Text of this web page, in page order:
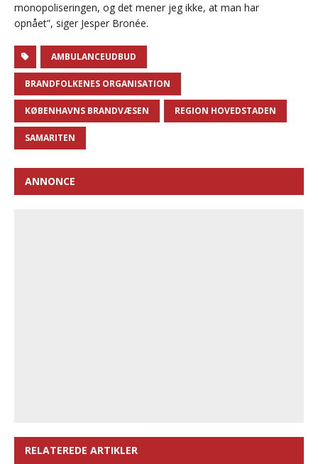
monopoliseringen, og det mener jeg ikke, at man har
opnået”, siger Jesper Bronée.
AMBULANCEUDBUD
BRANDFOLKENES ORGANISATION
KØBENHAVNS BRANDVÆSEN REGION HOVEDSTADEN
SAMARITEN
ANNONCE
RELATEREDE ARTIKLER